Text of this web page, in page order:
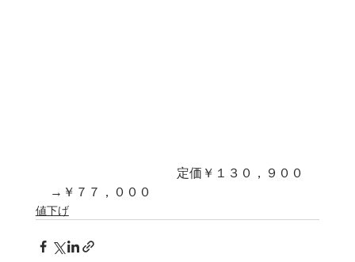
定価￥１３０，９００
→￥７７，０００
値下げ